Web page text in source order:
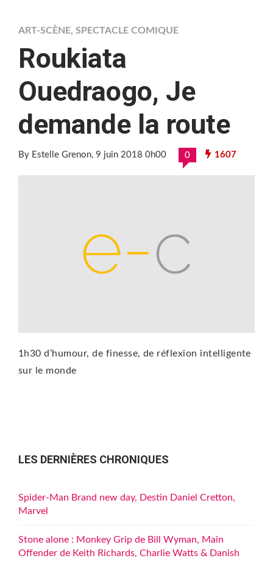
ART-SCÈNE, SPECTACLE COMIQUE
Roukiata
Ouedraogo, Je
demande la route
By Estelle Grenon, 9 juin 2018 0h00 0 1607
1h30 d’humour, de finesse, de réflexion intelligente
sur le monde
LES DERNIÈRES CHRONIQUES
Spider-Man Brand new day, Destin Daniel Cretton,
Marvel
Stone alone : Monkey Grip de Bill Wyman, Main
Offender de Keith Richards, Charlie Watts & Danish